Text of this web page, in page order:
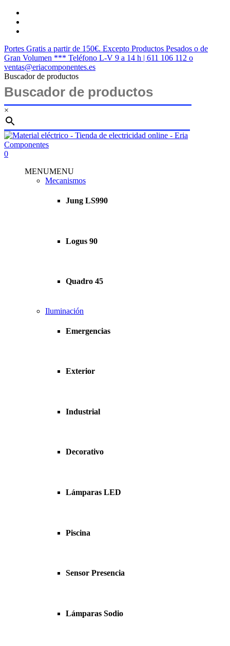
Saltar
contenido
Portes Gratis a partir de 150€. Excepto Productos Pesados o de
Gran Volumen *** Teléfono L-V 9 a 14 h | 611 106 112 o
ventas@eriacomponentes.es
Buscador de productos
×
Cerrar
búsqueda
buscar
account
0
MENUMENU
Mecanismos
Jung LS990
Logus 90
Quadro 45
Iluminación
Emergencias
Exterior
Industrial
Decorativo
Lámparas LED
Piscina
Sensor Presencia
Lámparas Sodio